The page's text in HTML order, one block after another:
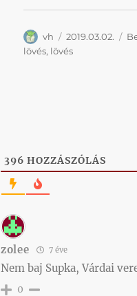
Szerző
vh Közzétéve
2019.03.02.
lövés, lövés
396 HOZZÁSZÓLÁS
zolee 7 éve
Nem baj Supka, Várdai
0